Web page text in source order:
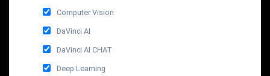
Computer Vision
DaVinci AI
DaVinci AI CHAT
Deep Learning